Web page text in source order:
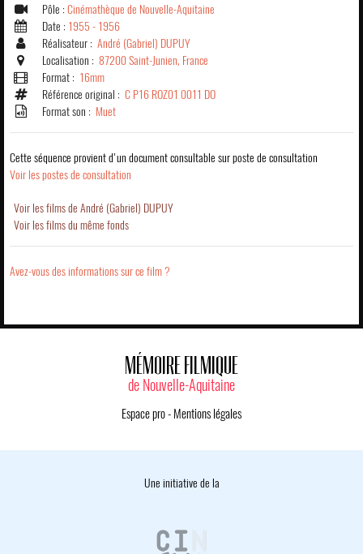
Pôle : Cinémathèque de Nouvelle-Aquitaine
Date : 1955 - 1956
Réalisateur : André (Gabriel) DUPUY
Localisation : 87200 Saint-Junien, France
Format : 16mm
Référence original : C P16 ROZ01 0011 DO
Format son : Muet
Cette séquence provient d'un document consultable sur poste de consultation
Voir les postes de consultation
Voir les films de André (Gabriel) DUPUY
Voir les films du même fonds
Avez-vous des informations sur ce film ?
MÉMOIRE FILMIQUE
de Nouvelle-Aquitaine
Espace pro- Mentions légales
Une initiative de la